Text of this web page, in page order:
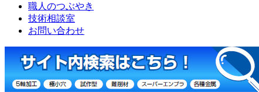
職人のつぶやき
技術相談室
お問い合わせ